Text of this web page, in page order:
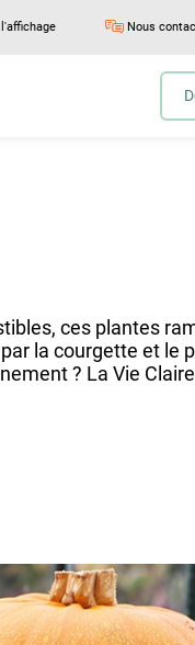
Nous
ces plantes
la courgette et le
? La Vie